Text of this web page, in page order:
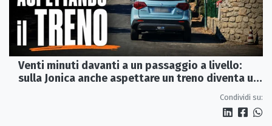
Venti minuti davanti a un passaggio a livello:
sulla Jonica anche aspettare un treno diventa un
Condividi su: